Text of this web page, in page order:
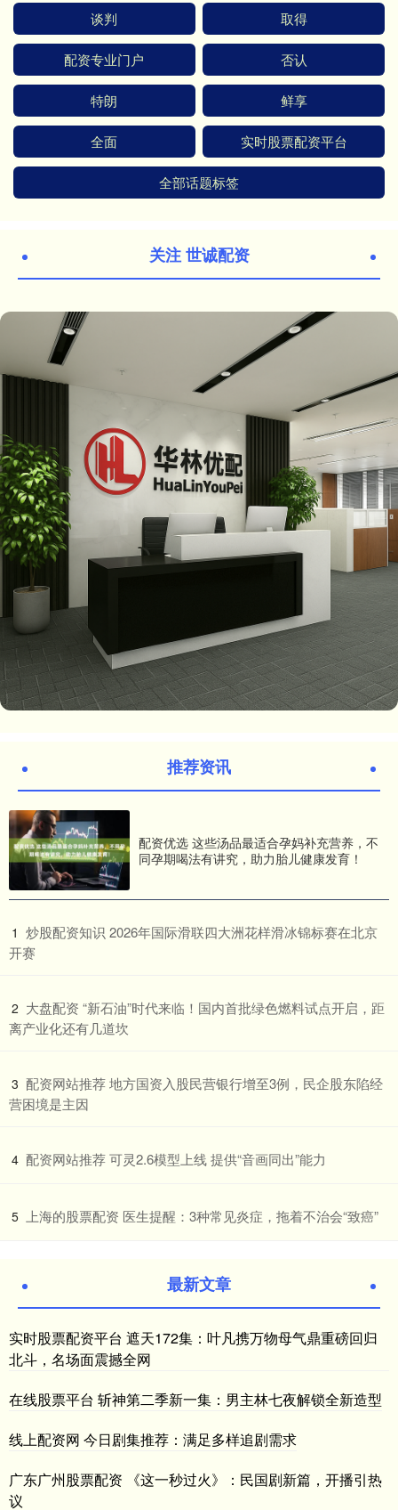
谈判 取得
配资专业门户 否认
特朗 鲜享
全面 实时股票配资平台
全部话题标签
关注 世诚配资
推荐资讯
配资优选 这些汤品最适合孕妈补充营养，不
同孕期喝法有讲究，助力胎儿健康发育！
1 ​炒股配资知识 2026年国际滑联四大洲花样滑冰锦标赛在北京
开赛
2 ​大盘配资 “新石油”时代来临！国内首批绿色燃料试点开启，距
离产业化还有几道坎
3 ​配资网站推荐 地方国资入股民营银行增至3例，民企股东陷经
营困境是主因
4 ​配资网站推荐 可灵2.6模型上线 提供“音画同出”能力
5 ​上海的股票配资 医生提醒：3种常见炎症，拖着不治会“致癌”
最新文章
实时股票配资平台 遮天172集：叶凡携万物母气鼎重磅回归
北斗，名场面震撼全网
在线股票平台 斩神第二季新一集：男主林七夜解锁全新造型
线上配资网 今日剧集推荐：满足多样追剧需求
广东广州股票配资 《这一秒过火》：民国剧新篇，开播引热
议